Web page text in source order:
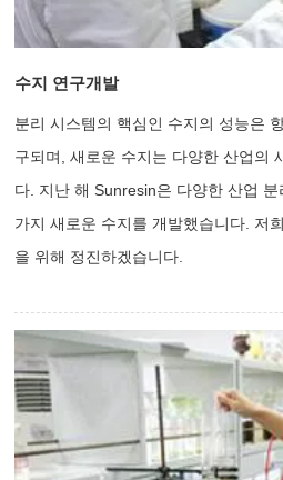
수지 연구개발
분리 시스템의 핵심인 수지의 성능은
구되며, 새로운 수지는 다양한 산업의
다. 지난 해 Sunresin은 다양한 산업
가지 새로운 수지를 개발했습니다. 저
을 위해 정진하겠습니다.